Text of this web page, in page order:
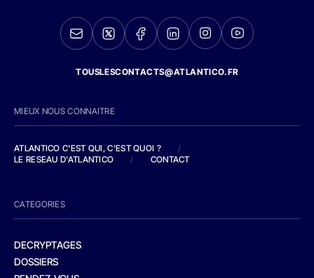
TOUSLESCONTACTS@ATLANTICO.FR
MIEUX NOUS CONNAITRE
ATLANTICO C'EST QUI, C'EST QUOI ?
/
LE RESEAU D'ATLANTICO
/ CONTACT
CATEGORIES
DECRYPTAGES
DOSSIERS